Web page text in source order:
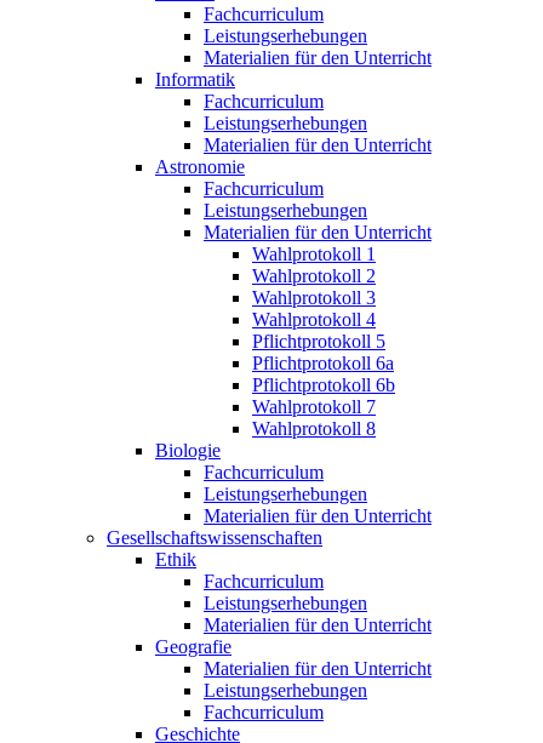
Fachcurriculum
Leistungserhebungen
Materialien für den Unterricht
Informatik
Fachcurriculum
Leistungserhebungen
Materialien für den Unterricht
Astronomie
Fachcurriculum
Leistungserhebungen
Materialien für den Unterricht
Wahlprotokoll 1
Wahlprotokoll 2
Wahlprotokoll 3
Wahlprotokoll 4
Pflichtprotokoll 5
Pflichtprotokoll 6a
Pflichtprotokoll 6b
Wahlprotokoll 7
Wahlprotokoll 8
Biologie
Fachcurriculum
Leistungserhebungen
Materialien für den Unterricht
Gesellschaftswissenschaften
Ethik
Fachcurriculum
Leistungserhebungen
Materialien für den Unterricht
Geografie
Materialien für den Unterricht
Leistungserhebungen
Fachcurriculum
Geschichte